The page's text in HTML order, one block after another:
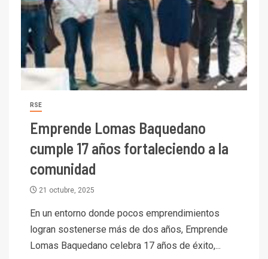
RSE
Emprende Lomas Baquedano
cumple 17 años fortaleciendo a la
comunidad
21 octubre, 2025
En un entorno donde pocos emprendimientos
logran sostenerse más de dos años, Emprende
Lomas Baquedano celebra 17 años de éxito,...